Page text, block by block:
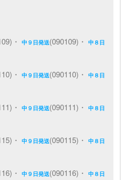
・中９日発送(090109)・中８日
・中９日発送(090110)・中８日
・中９日発送(090111)・中８日
・中９日発送(090115)・中８日
・中９日発送(090116)・中８日